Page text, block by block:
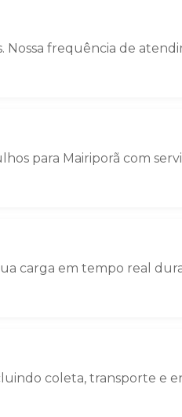
frequência de
para Mairiporã com
carga em tempo real
coleta, transporte e